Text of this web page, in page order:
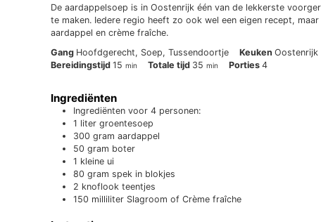
De aardappelsoep is in Oostenrijk één van de lekkerste
te maken. Iedere regio heeft zo ook wel een eigen recept,
aardappel en crème fraîche.
Gang Hoofdgerecht, Soep, Tussendoortje KeukenOostenrijk
Bereidingstijd 15 minuten
min Totale tijd 35 minuten
min Porties4
Ingrediënten
Ingrediënten voor 4 personen:
1 liter groentesoep
300 gram aardappel
50 gram boter
1 kleine ui
80 gram spek in blokjes
2 knoflook teentjes
150 milliliter Slagroom of Crème fraîche